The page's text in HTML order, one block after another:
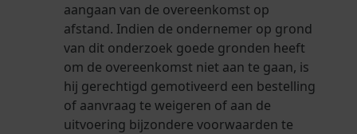
aangaan van de overeenkomst op
afstand. Indien de ondernemer op grond
van dit onderzoek goede gronden heeft
om de overeenkomst niet aan te gaan, is
hij gerechtigd gemotiveerd een bestelling
of aanvraag te weigeren of aan de
uitvoering bijzondere voorwaarden te